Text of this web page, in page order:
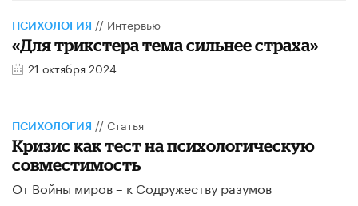
ПСИХОЛОГИЯ // Интервью
«Для трикстера тема сильнее страха»
21 октября 2024
ПСИХОЛОГИЯ // Статья
Кризис как тест на психологическую
совместимость
От Войны миров – к Содружеству разумов